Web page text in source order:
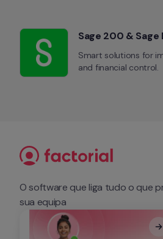
Sage 200 & Sage
Smart solutions for
and financial control.
O software que liga tudo o que
sua equipa